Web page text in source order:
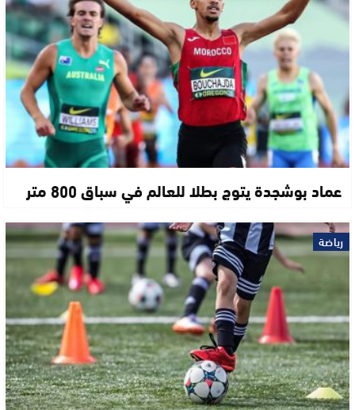
عماد بوشجدة يتوج بطلا للعالم في سباق 800 متر
رياضة